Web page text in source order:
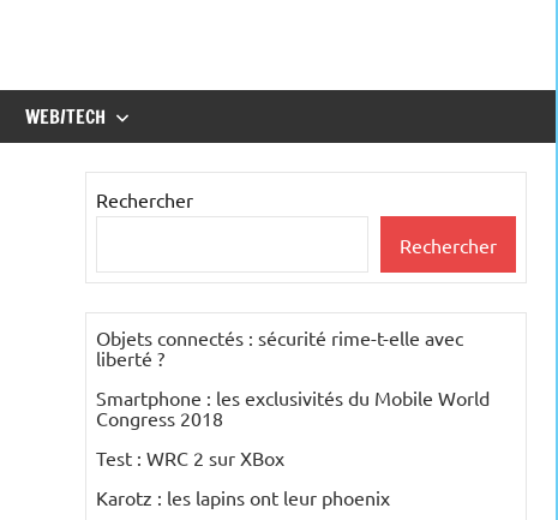
WEB/TECH
Rechercher
Rechercher
Objets connectés : sécurité rime-t-elle avec
liberté ?
Smartphone : les exclusivités du Mobile World
Congress 2018
Test : WRC 2 sur XBox
Karotz : les lapins ont leur phoenix